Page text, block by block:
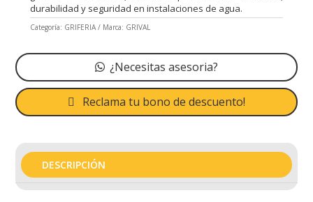
durabilidad y seguridad en instalaciones de agua.
Categoría: GRIFERIA Marca: GRIVAL
¿Necesitas asesoria?
Reclama tu bono de descuento!
DESCRIPCIÓN